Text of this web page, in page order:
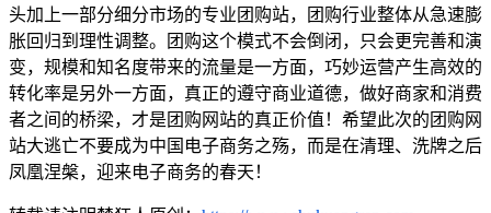
头加上一部分细分市场的专业团购站，团购行业整体从急速膨
胀回归到理性调整。团购这个模式不会倒闭，只会更完善和演
变，规模和知名度带来的流量是一方面，巧妙运营产生高效的
转化率是另外一方面，真正的遵守商业道德，做好商家和消费
者之间的桥梁，才是团购网站的真正价值！希望此次的团购网
站大逃亡不要成为中国电子商务之殇，而是在清理、洗牌之后
凤凰涅槃，迎来电子商务的春天！